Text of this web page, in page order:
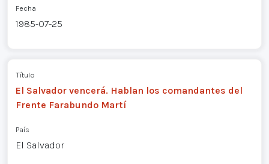
Fecha
1985-07-25
Título
El Salvador vencerá. Hablan los comandantes del
Frente Farabundo Martí
País
El Salvador